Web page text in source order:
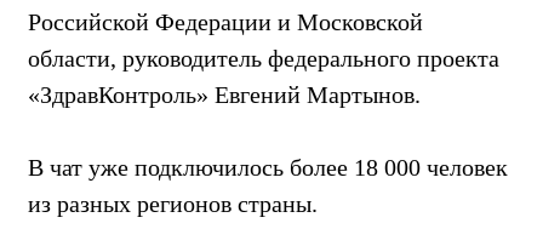
Российской Федерации и Московской
области, руководитель федерального проекта
«ЗдравКонтроль» Евгений Мартынов.
В чат уже подключилось более 18 000 человек
из разных регионов страны.